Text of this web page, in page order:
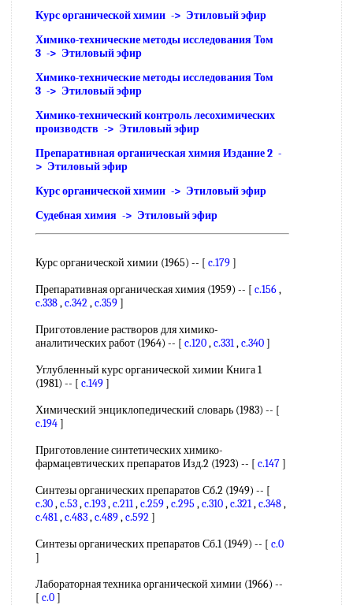
Курс органической химии -> Этиловый эфир
Химико-технические методы исследования Том
3 -> Этиловый эфир
Химико-технические методы исследования Том
3 -> Этиловый эфир
Химико-технический контроль лесохимических
производств -> Этиловый эфир
Препаративная органическая химия Издание 2 -
> Этиловый эфир
Курс органической химии -> Этиловый эфир
Судебная химия -> Этиловый эфир
Курс органической химии (1965) -- [ c.179]
Препаративная органическая химия (1959) -- [ c.156,
c.338,c.342,c.359]
Приготовление растворов для химико-
аналитических работ (1964) -- [ c.120,c.331,c.340]
Углубленный курс органической химии Книга 1
(1981) -- [ c.149]
Химический энциклопедический словарь (1983) -- [
c.194]
Приготовление синтетических химико-
фармацевтических препаратов Изд.2 (1923) -- [ c.147]
Синтезы органических препаратов Сб.2 (1949) -- [
c.30,c.53,c.193,c.211,c.259,c.295 ,c.310,c.321,c.348,
c.481,c.483,c.489,c.592]
Синтезы органических препаратов Сб.1 (1949) -- [ c.0
]
Лабораторная техника органической химии (1966) --
[ c.0]